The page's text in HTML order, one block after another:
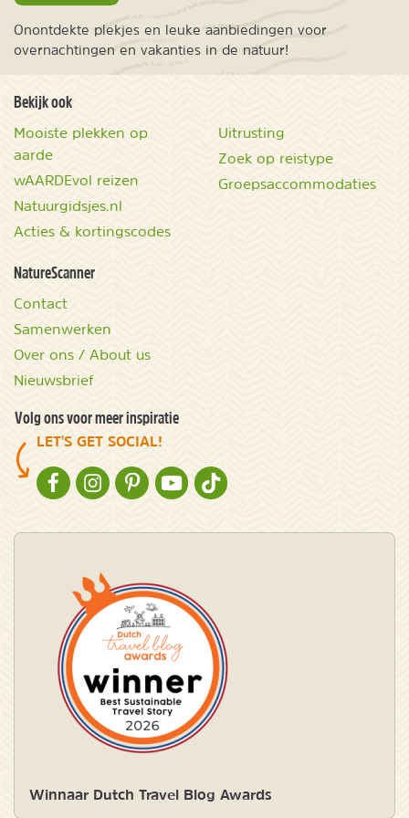
Onontdekte plekjes en leuke aanbiedingen voor
overnachtingen en vakanties in de natuur!
Bekijk ook
Mooiste plekken op
aarde
wAARDEvol reizen
Natuurgidsjes.nl
Acties & kortingscodes
Uitrusting
Zoek op reistype
Groepsaccommodaties
NatureScanner
Contact
Samenwerken
Over ons / About us
Nieuwsbrief
Volg ons voor meer inspiratie
LET'S GET SOCIAL!
NATURESCANNER OP FACEBOOK
NATURESCANNER OP INSTAGRAM
NATURESCANNER OP PINTEREST
NATURESCANNER OP YOUTUBE
NATURESCANNER OP TIKTOK
Winnaar Dutch Travel Blog Awards